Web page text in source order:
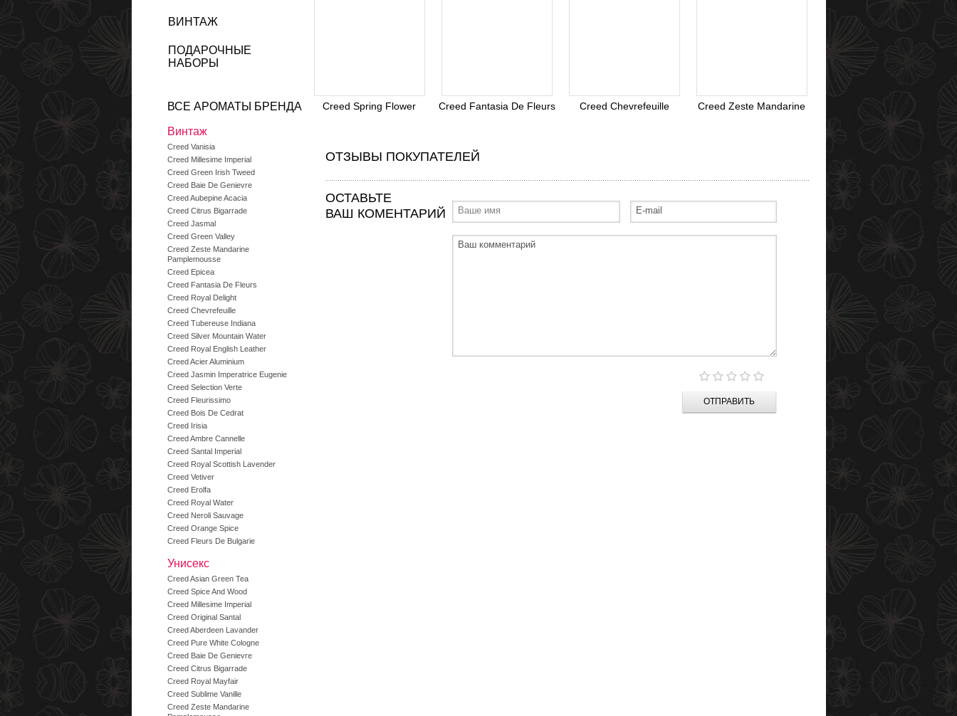
Creed Spring Flower Creed Fantasia De Fleurs Creed Chevrefeuille Creed Zeste Mandarine
ОТЗЫВЫ ПОКУПАТЕЛЕЙ
ОСТАВЬТЕ
ВАШ КОМЕНТАРИЙ
ОТПРАВИТЬ
ВИНТАЖ
ПОДАРОЧНЫЕ
НАБОРЫ
ВСЕ АРОМАТЫ БРЕНДА
Винтаж
Creed Vanisia
Creed Millesime Imperial
Creed Green Irish Tweed
Creed Baie De Genievre
Creed Aubepine Acacia
Creed Citrus Bigarrade
Creed Jasmal
Creed Green Valley
Creed Zeste Mandarine
Pamplemousse
Creed Epicea
Creed Fantasia De Fleurs
Creed Royal Delight
Creed Chevrefeuille
Creed Tubereuse Indiana
Creed Silver Mountain Water
Creed Royal English Leather
Creed Acier Aluminium
Creed Jasmin Imperatrice Eugenie
Creed Selection Verte
Creed Fleurissimo
Creed Bois De Cedrat
Creed Irisia
Creed Ambre Cannelle
Creed Santal Imperial
Creed Royal Scottish Lavender
Creed Vetiver
Creed Erolfa
Creed Royal Water
Creed Neroli Sauvage
Creed Orange Spice
Creed Fleurs De Bulgarie
Унисекс
Creed Asian Green Tea
Creed Spice And Wood
Creed Millesime Imperial
Creed Original Santal
Creed Aberdeen Lavander
Creed Pure White Cologne
Creed Baie De Genievre
Creed Citrus Bigarrade
Creed Royal Mayfair
Creed Sublime Vanille
Creed Zeste Mandarine